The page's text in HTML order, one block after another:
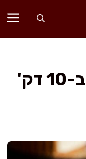
עוגת גבינה אפויה ב-10 דק'